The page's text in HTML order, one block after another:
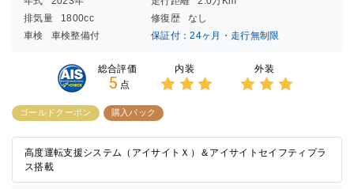
排気量
1800cc 修復歴
なし
車検
車検整備付 保証付：24ヶ月・走行無制限
総合評価
5 点
内装
3点の
外装
ゴールドクーポン 購入パック
高度運転支援システム（アイサイトＸ）＆アイサイトセイフティプラ
ス搭載